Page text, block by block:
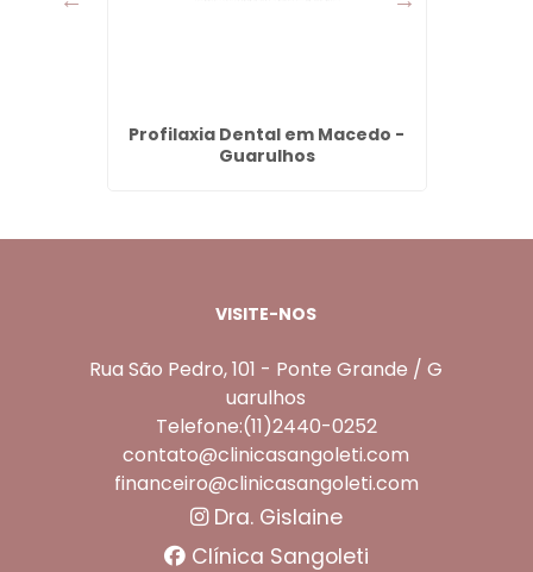
Profilaxia Dental em Macedo -
Guarulhos
VISITE-NOS
Rua São Pedro, 101 - Ponte Grande / G
uarulhos
Telefone:(11)2440-0252
contato@clinicasangoleti.com
financeiro@clinicasangoleti.com
Dra. Gislaine
Clínica Sangoleti